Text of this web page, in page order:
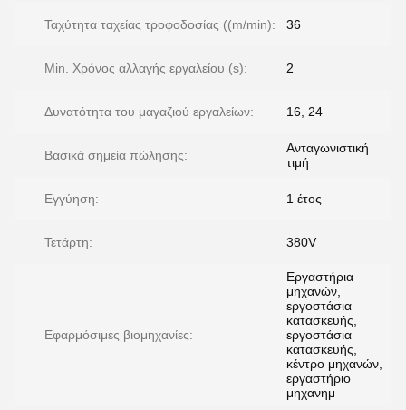
Ταχύτητα ταχείας τροφοδοσίας ((m/min): 36
Min. Χρόνος αλλαγής εργαλείου (s): 2
Δυνατότητα του μαγαζιού εργαλείων: 16, 24
Βασικά σημεία πώλησης:
Ανταγωνιστική
τιμή
Εγγύηση: 1 έτος
Τετάρτη: 380V
Εφαρμόσιμες βιομηχανίες:
Εργαστήρια
μηχανών,
εργοστάσια
κατασκευής,
εργοστάσια
κατασκευής,
κέντρο μηχανών,
εργαστήριο
μηχανημ